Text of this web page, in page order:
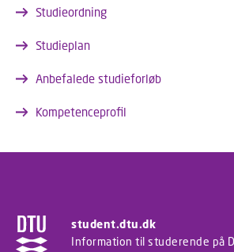
Studieordning
Studieplan
Anbefalede studieforløb
Kompetenceprofil
student.dtu.dk
Information til studerende på